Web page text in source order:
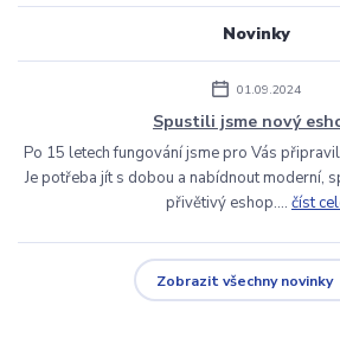
Novinky
01.09.2024
Spustili jsme nový
Po 15 letech fungování jsme pro Vás
Je potřeba jít s dobou a nabídnout moderní,
přivětivý eshop.... číst
Zobrazit všechny novinky